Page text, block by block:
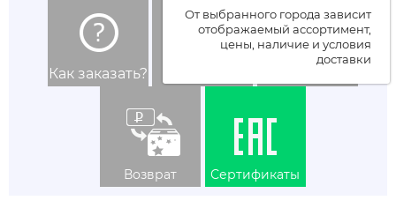
От выбранного города зависит
отображаемый ассортимент,
цены, наличие и условия
доставки
Как заказать?
Возврат Сертификаты